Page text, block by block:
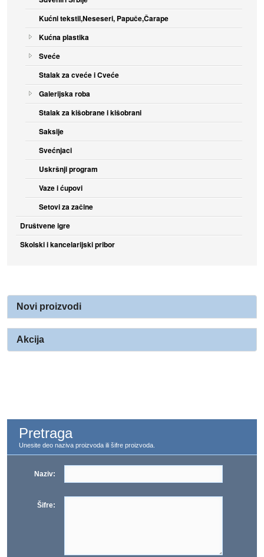
Kućni tekstil,Neseseri, Papuče,Čarape
Kućna plastika
Sveće
Stalak za cveće i Cveće
Galerijska roba
Stalak za kišobrane i kišobrani
Saksije
Svećnjaci
Uskršnji program
Vaze i ćupovi
Setovi za začine
Društvene igre
Skolski i kancelarijski pribor
Novi proizvodi
Akcija
Pretraga
Unesite deo naziva proizvoda ili šifre proizvoda.
Naziv:
Šifre: